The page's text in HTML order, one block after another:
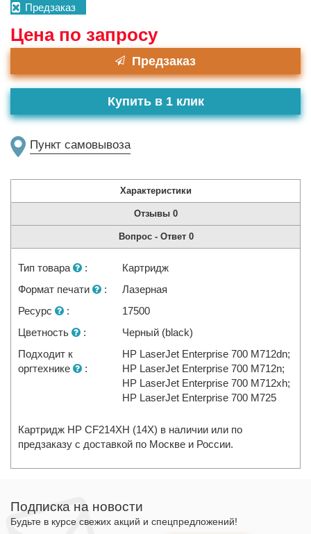
Предзаказ
Цена по запросу
Предзаказ
Пункт самовывоза
Купить в 1 клик
Характеристики
Отзывы 0
Вопрос - Ответ 0
Тип товара :
Картридж
Формат печати
:
Лазерная
Ресурс
:
17500
Цветность
:
Черный (black)
Подходит к
оргтехнике
:
HP LaserJet Enterprise 700 M712dn;
HP LaserJet Enterprise 700 M712n;
HP LaserJet Enterprise 700 M712xh;
HP LaserJet Enterprise 700 M725
Картридж HP CF214XH (14X) в наличии или по
предзаказу с доставкой по Москве и России.
Подписка на новости
Будьте в курсе свежих акций и спецпредложений!